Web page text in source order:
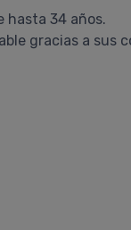
hasta 34 años.
gracias a sus